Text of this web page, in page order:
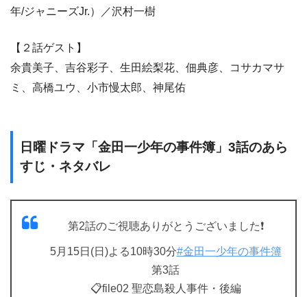
年/ジャニーズJr.）／沢村一樹
【２話ゲスト】
余貴美子、吉谷彩子、生田絵梨花、佃典彦、コサカマサ
ミ、高橋ユウ、小市慢太郎、神尾佑
日曜ドラマ「金田一少年の事件簿」3話のあら
すじ・ネタバレ
第2話のご視聴ありがとうございました❗️
5月15日(日)よる10時30分#金田一少年の事件簿
第3話
📋file02 聖恋島殺人事件・後編